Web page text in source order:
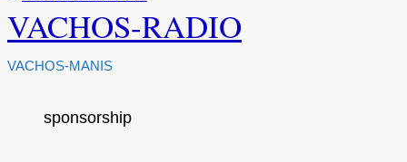
VACHOS-RADIO
VACHOS-MANIS
sponsorship